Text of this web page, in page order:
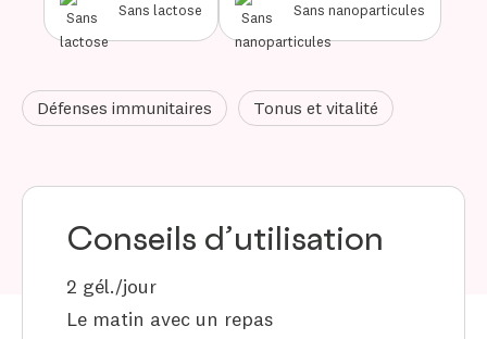
Sans lactose Sans nanoparticules
Défenses immunitaires Tonus et vitalité
Conseils d’utilisation
2 gél./jour
Le matin avec un repas